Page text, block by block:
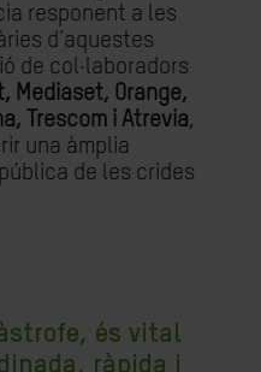
responent a les
d'aquestes
de col·laboradors
Mediaset, Orange,
Trescom i Atrevia,
una àmplia
de les crides
és vital
ràpida i